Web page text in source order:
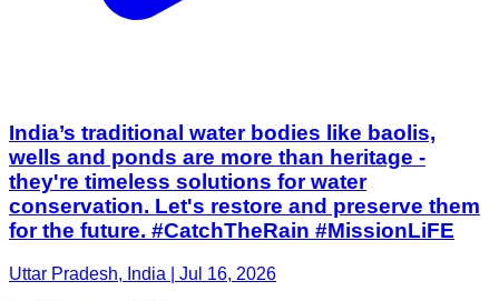
India’s traditional water bodies like baolis,
wells and ponds are more than heritage -
they're timeless solutions for water
conservation. Let's restore and preserve them
for the future. #CatchTheRain #MissionLiFE
Uttar Pradesh, India | Jul 16, 2026